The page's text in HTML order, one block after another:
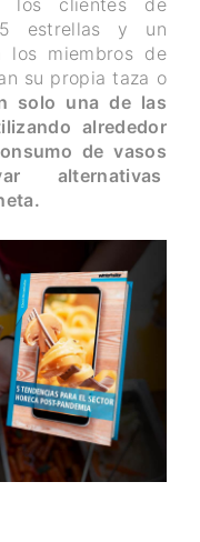
estrellas y un
los miembros de
su propia taza o
solo una de las
alrededor
de vasos
alternativas